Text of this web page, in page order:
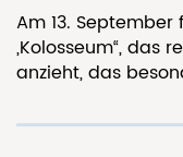
Am 13.
„Kolosseum“, das
anzieht, das